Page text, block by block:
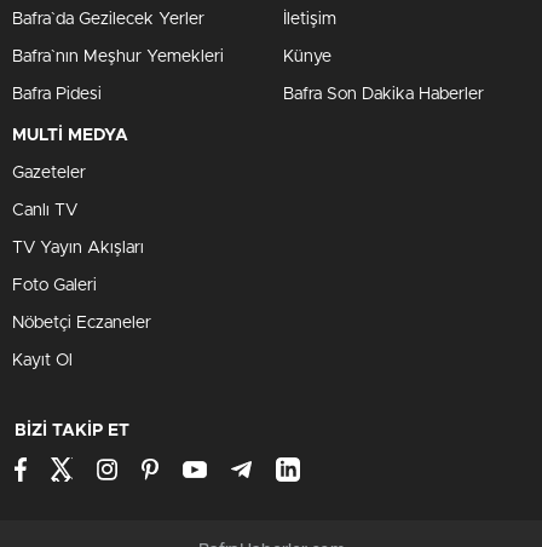
Bafra`da Gezilecek Yerler
Bafra`nın Meşhur Yemekleri
Bafra Pidesi
İletişim
Künye
Bafra Son Dakika Haberler
MULTİ MEDYA
Gazeteler
Canlı TV
TV Yayın Akışları
Foto Galeri
Nöbetçi Eczaneler
Kayıt Ol
BİZİ TAKİP ET